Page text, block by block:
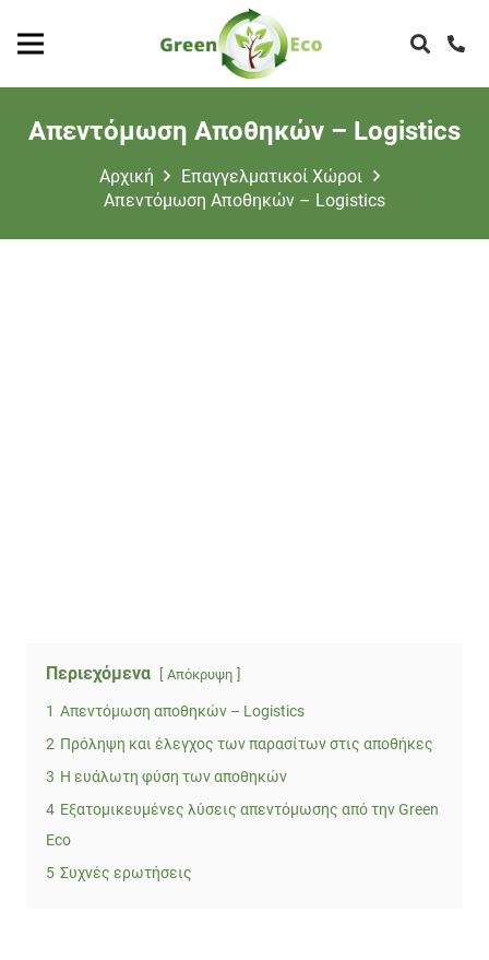
Απεντόμωση Αποθηκών – Logistics
Αρχική
Επαγγελματικοί Χώροι
Απεντόμωση Αποθηκών – Logistics
Περιεχόμενα Απόκρυψη
1 Απεντόμωση αποθηκών – Logistics
2 Πρόληψη και έλεγχος των παρασίτων στις αποθήκες
3 Η ευάλωτη φύση των αποθηκών
4 Εξατομικευμένες λύσεις απεντόμωσης από την Green
Eco
5 Συχνές ερωτήσεις